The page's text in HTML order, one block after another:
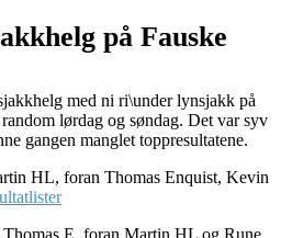
på Fauske
med ni ri\under lynsjakk på
lørdag og søndag. Det var syv
gangen manglet toppresultatene.
HL, foran Thomas Enquist, Kevin